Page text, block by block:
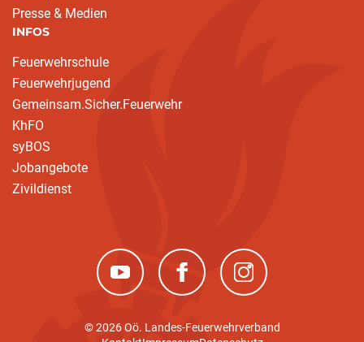
Presse & Medien
INFOS
Feuerwehrschule
Feuerwehrjugend
Gemeinsam.Sicher.Feuerwehr
KhFO
syBOS
Jobangebote
Zivildienst
(neues Fenster)(neues Fenster)(neues Fenster)
© 2026 Oö. Landes-Feuerwehrverband